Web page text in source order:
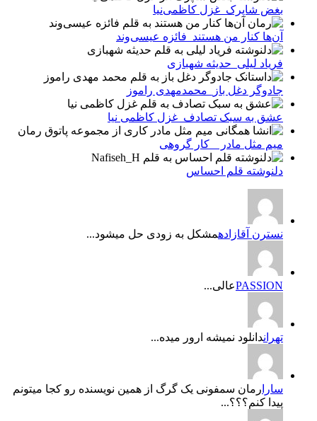
بغض شاپرک_غزل کاظمی‌نیا
آن‌ها کنار من هستند_فائزه عیسی‌وند
فریاد لیلی_حدیثه شهبازی
جادوگر دغل باز_محمدمهدی راموز
عشق به سبک تصادف_غزل کاظمی نیا
میم مثل مادر _ کار گروهی
دلنوشته قلم احساس
نسترن آقازادهمشکل به زودی حل میشود...
PASSIONعالی...
دانلود نمیشه ارور میده...
سارارمان سمفونی یک گرگ از همین نویسنده رو کجا میتونم
پیدا کنم؟؟؟...